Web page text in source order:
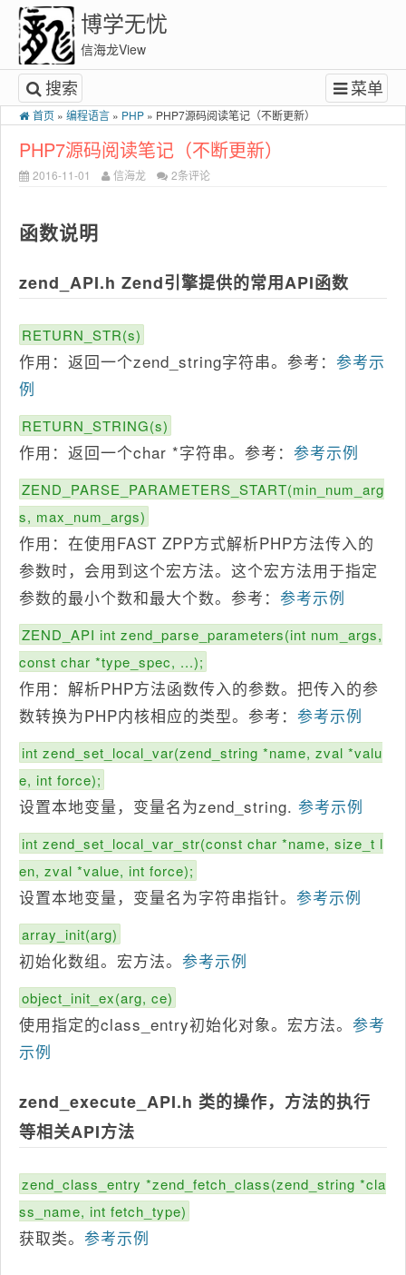
博学无忧
信海龙View
搜索 菜单
首页 » 编程语言 » PHP » PHP7源码阅读笔记（不断更新）
PHP7源码阅读笔记（不断更新）
2016-11-01 信海龙 2条评论
函数说明
zend_API.h Zend引擎提供的常用API函数
RETURN_STR(s)
作用：返回一个zend_string字符串。参考： 参考示
例
RETURN_STRING(s)
作用：返回一个char *字符串。参考： 参考示例
ZEND_PARSE_PARAMETERS_START(min_num_arg
s, max_num_args)
作用：在使用FAST ZPP方式解析PHP方法传入的
参数时，会用到这个宏方法。这个宏方法用于指定
参数的最小个数和最大个数。参考： 参考示例
ZEND_API int zend_parse_parameters(int num_args,
const char *type_spec, ...);
作用：解析PHP方法函数传入的参数。把传入的参
数转换为PHP内核相应的类型。参考： 参考示例
int zend_set_local_var(zend_string *name, zval *valu
e, int force);
设置本地变量，变量名为zend_string. 参考示例
int zend_set_local_var_str(const char *name, size_t l
en, zval *value, int force);
设置本地变量，变量名为字符串指针。 参考示例
array_init(arg)
初始化数组。宏方法。 参考示例
object_init_ex(arg, ce)
使用指定的class_entry初始化对象。宏方法。 参考
示例
zend_execute_API.h 类的操作，方法的执行
等相关API方法
zend_class_entry *zend_fetch_class(zend_string *cla
ss_name, int fetch_type)
获取类。 参考示例